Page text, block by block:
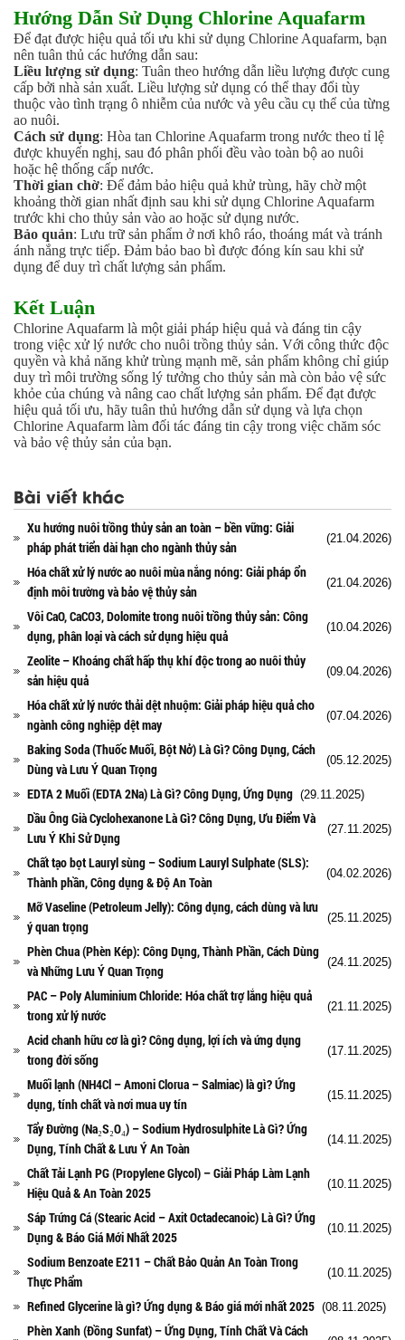
Ngành Cao Su
Ngành Xi Mạ
Ngành Thủy Tinh
Ngành Dệt Nhuộm
Ngành Sơn
Ngành In Ấn Bao Bì
Ngành Gốm Sứ
Ngành Gỗ
Ngành Mỹ Phẩm
Ngành Hóa Dầu
Ngành Giấy
Liên hệ
Tuyển dụng
Hướng Dẫn Sử Dụng Chlorine Aquafarm
Để đạt được hiệu quả tối ưu khi sử dụng Chlorine Aquafarm, bạn
nên tuân thủ các hướng dẫn sau:
Liều lượng sử dụng: Tuân theo hướng dẫn liều lượng được cung
cấp bởi nhà sản xuất. Liều lượng sử dụng có thể thay đổi tùy
thuộc vào tình trạng ô nhiễm của nước và yêu cầu cụ thể của từng
ao nuôi.
Cách sử dụng: Hòa tan Chlorine Aquafarm trong nước theo tỉ lệ
được khuyến nghị, sau đó phân phối đều vào toàn bộ ao nuôi
hoặc hệ thống cấp nước.
Thời gian chờ: Để đảm bảo hiệu quả khử trùng, hãy chờ một
khoảng thời gian nhất định sau khi sử dụng Chlorine Aquafarm
trước khi cho thủy sản vào ao hoặc sử dụng nước.
Bảo quản: Lưu trữ sản phẩm ở nơi khô ráo, thoáng mát và tránh
ánh nắng trực tiếp. Đảm bảo bao bì được đóng kín sau khi sử
dụng để duy trì chất lượng sản phẩm.
Kết Luận
Chlorine Aquafarm là một giải pháp hiệu quả và đáng tin cậy
trong việc xử lý nước cho nuôi trồng thủy sản. Với công thức độc
quyền và khả năng khử trùng mạnh mẽ, sản phẩm không chỉ giúp
duy trì môi trường sống lý tưởng cho thủy sản mà còn bảo vệ sức
khỏe của chúng và nâng cao chất lượng sản phẩm. Để đạt được
hiệu quả tối ưu, hãy tuân thủ hướng dẫn sử dụng và lựa chọn
Chlorine Aquafarm làm đối tác đáng tin cậy trong việc chăm sóc
và bảo vệ thủy sản của bạn.
Bài viết khác
Xu hướng nuôi trồng thủy sản an toàn – bền vững: Giải
pháp phát triển dài hạn cho ngành thủy sản
(21.04.2026)
Hóa chất xử lý nước ao nuôi mùa nắng nóng: Giải pháp ổn
định môi trường và bảo vệ thủy sản
(21.04.2026)
Vôi CaO, CaCO3, Dolomite trong nuôi trồng thủy sản: Công
dụng, phân loại và cách sử dụng hiệu quả
(10.04.2026)
Zeolite – Khoáng chất hấp thụ khí độc trong ao nuôi thủy
sản hiệu quả
(09.04.2026)
Hóa chất xử lý nước thải dệt nhuộm: Giải pháp hiệu quả cho
ngành công nghiệp dệt may
(07.04.2026)
Baking Soda (Thuốc Muối, Bột Nở) Là Gì? Công Dụng, Cách
Dùng và Lưu Ý Quan Trọng
(05.12.2025)
EDTA 2 Muối (EDTA 2Na) Là Gì? Công Dụng, Ứng Dụng (29.11.2025)
Dầu Ông Già Cyclohexanone Là Gì? Công Dụng, Ưu Điểm Và
Lưu Ý Khi Sử Dụng
(27.11.2025)
Chất tạo bọt Lauryl sùng – Sodium Lauryl Sulphate (SLS):
Thành phần, Công dụng & Độ An Toàn
(04.02.2026)
Mỡ Vaseline (Petroleum Jelly): Công dụng, cách dùng và lưu
ý quan trọng
(25.11.2025)
Phèn Chua (Phèn Kép): Công Dụng, Thành Phần, Cách Dùng
và Những Lưu Ý Quan Trọng
(24.11.2025)
PAC – Poly Aluminium Chloride: Hóa chất trợ lắng hiệu quả
trong xử lý nước
(21.11.2025)
Acid chanh hữu cơ là gì? Công dụng, lợi ích và ứng dụng
trong đời sống
(17.11.2025)
Muối lạnh (NH4Cl – Amoni Clorua – Salmiac) là gì? Ứng
dụng, tính chất và nơi mua uy tín
(15.11.2025)
Tẩy Đường (Na₂S₂O₄) – Sodium Hydrosulphite Là Gì? Ứng
Dụng, Tính Chất & Lưu Ý An Toàn
(14.11.2025)
Chất Tải Lạnh PG (Propylene Glycol) – Giải Pháp Làm Lạnh
Hiệu Quả & An Toàn 2025
(10.11.2025)
Sáp Trứng Cá (Stearic Acid – Axit Octadecanoic) Là Gì? Ứng
Dụng & Báo Giá Mới Nhất 2025
(10.11.2025)
Sodium Benzoate E211 – Chất Bảo Quản An Toàn Trong
Thực Phẩm
(10.11.2025)
Refined Glycerine là gì? Ứng dụng & Báo giá mới nhất 2025 (08.11.2025)
Phèn Xanh (Đồng Sunfat) – Ứng Dụng, Tính Chất Và Cách